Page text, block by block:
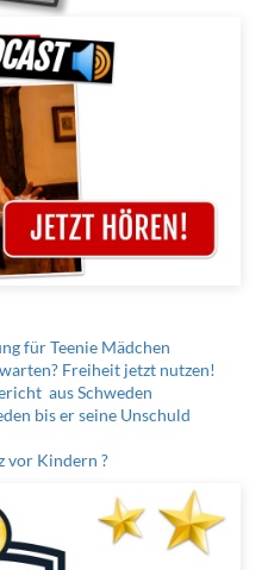
für Teenie Mädchen
Freiheit jetzt nutzen!
aus Schweden
bis er seine Unschuld
vor Kindern ?